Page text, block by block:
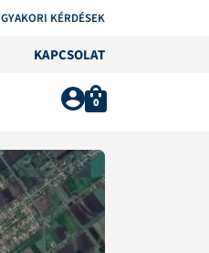
GYAKORI KÉRDÉSEK
KAPCSOLAT
0